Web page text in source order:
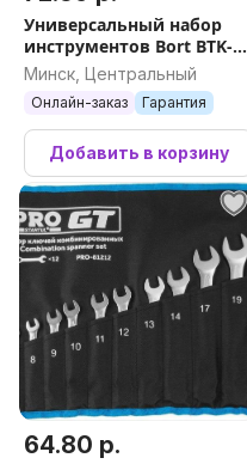
Универсальный набор
инструментов Bort BTK-37
(36 предметов)
Минск, Центральный
Онлайн-заказ Гарантия
Добавить в корзину
64.80 р.